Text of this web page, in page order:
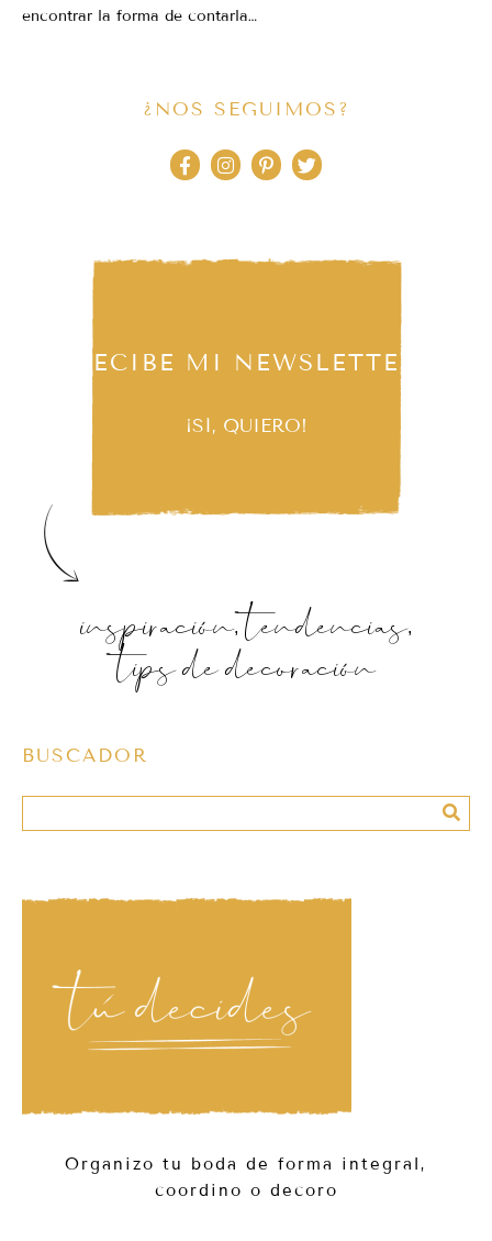
encontrar la forma de contarla…
¿NOS SEGUIMOS?
RECIBE MI NEWSLETTER
¡SÍ, QUIERO!
inspiración, tendencias,
tips de decoración
BUSCADOR
Organizo tu boda de forma integral,
coordino o decoro